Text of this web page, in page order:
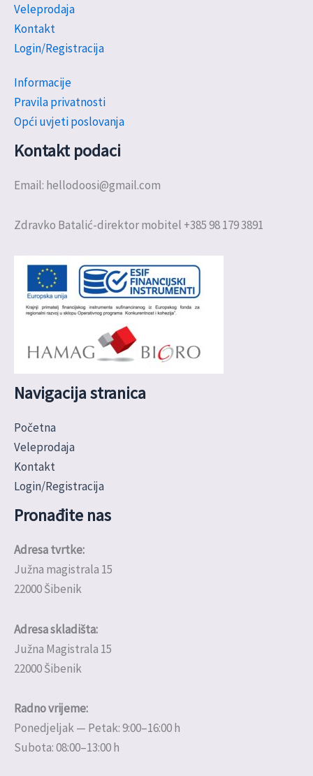
Veleprodaja
Kontakt
Login/Registracija
Informacije
Pravila privatnosti
Opći uvjeti poslovanja
Kontakt podaci
Email: hellodoosi@gmail.com
Zdravko Batalić-direktor mobitel +385 98 179 3891
Navigacija stranica
Početna
Veleprodaja
Kontakt
Login/Registracija
Pronađite nas
Adresa tvrtke:
Južna magistrala 15
22000 Šibenik
Adresa skladišta:
Južna Magistrala 15
22000 Šibenik
Radno vrijeme:
Ponedjeljak — Petak: 9:00–16:00 h
Subota: 08:00–13:00 h